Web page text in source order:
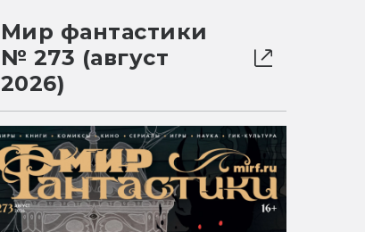
Мир фантастики
№ 273 (август
2026)